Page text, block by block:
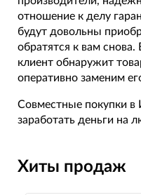
отношение к делу
будут довольны
обратятся к вам
клиент обнаружит
оперативно заменим
Совместные покупки в
заработать деньги на
Хиты продаж